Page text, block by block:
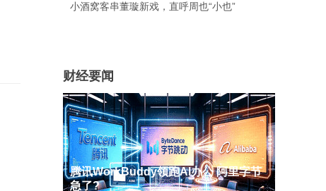
小酒窝客串董璇新戏，直呼周也“小也”
财经要闻
腾讯WorkBuddy领跑AI办公 阿里字节
急了?